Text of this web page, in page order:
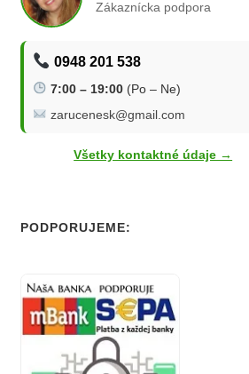
Zákaznícka podpora
0948 201 538
7:00 – 19:00 (Po – Ne)
zarucenesk@gmail.com
Všetky kontaktné údaje →
PODPORUJEME: